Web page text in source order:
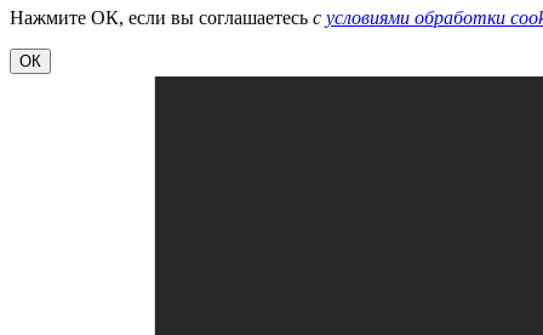
Нажмите ОК, если вы соглашаетесь с условиями обработки
ОК